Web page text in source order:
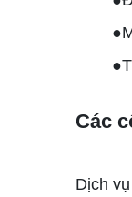
Các
Dịch